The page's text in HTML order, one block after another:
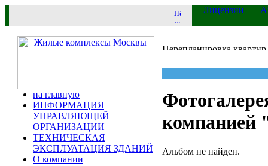
Лицензии |
на главную
ИНФОРМАЦИЯ
УПРАВЛЯЮЩЕЙ
ОРГАНИЗАЦИИ
ТЕХНИЧЕСКАЯ
ЭКСПЛУАТАЦИЯ ЗДАНИЙ
О компании
компанией
Альбом не найден.